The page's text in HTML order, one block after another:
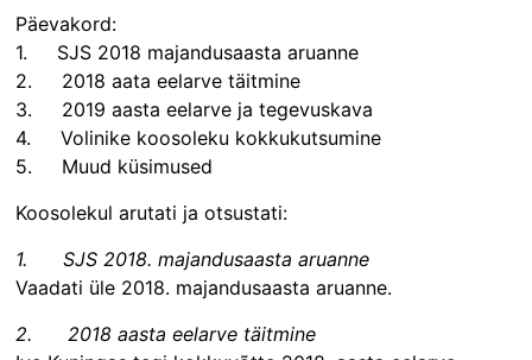
Päevakord:
1. SJS 2018 majandusaasta aruanne
2. 2018 aata eelarve täitmine
3. 2019 aasta eelarve ja tegevuskava
4. Volinike koosoleku kokkukutsumine
5. Muud küsimused
Koosolekul arutati ja otsustati:
1.SJS 2018. majandusaasta aruanne
Vaadati üle 2018. majandusaasta aruanne.
2. 2018 aasta eelarve täitmine